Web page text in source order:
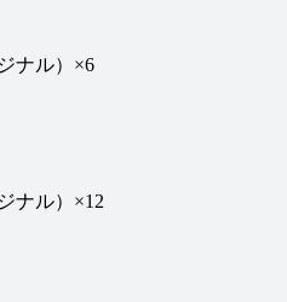
ナル） ×6
ナル） ×12